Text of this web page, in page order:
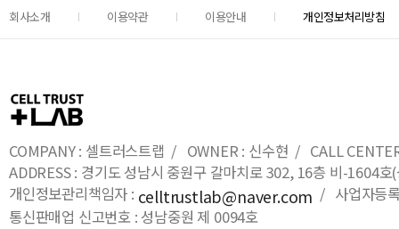
회사소개 이용약관 이용안내 개인정보처리방침
COMPANY : 셀트러스트랩 / OWNER : 신수현 / CALL
ADDRESS : 경기도 성남시 중원구 갈마치로 302, 16층 비-1604
개인정보관리책임자 : celltrustlab@naver.com / 사업자등
통신판매업 신고번호 : 성남중원 제 0094호